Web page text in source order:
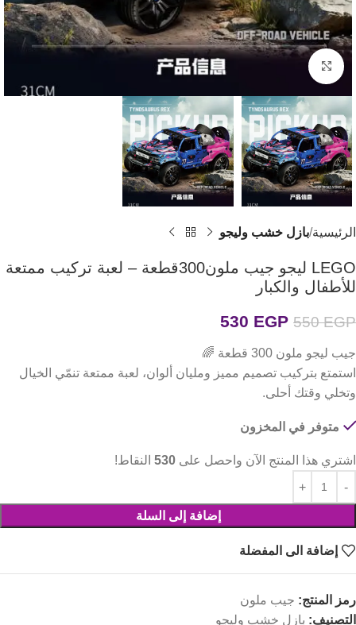
اضغط للتكبير
الرئيسية بازل خشب وليجو
LEGO ليجو جيب ملون300قطعة – لعبة تركيب ممتعة
للأطفال والكبار
550EGP
530 EGP
جيب ليجو ملون 300 قطعة 🌈
استمتع بتركيب تصميم مميز ومليان ألوان، لعبة ممتعة تنمّي الخيال
وتخلي وقتك أحلى.
متوفر في المخزون
اشتري هذا المنتج الآن واحصل على 530 النقاط!
إضافة إلى السلة
إضافة الى المفضلة
رمز المنتج: جيب ملون
التصنيف: بازل خشب وليجو